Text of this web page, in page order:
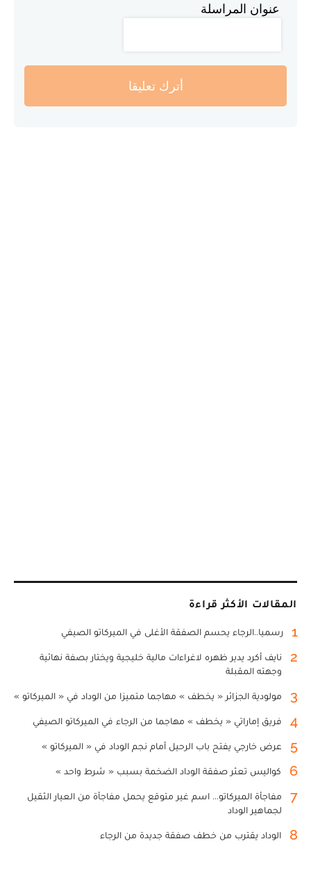
عنوان المراسلة
أترك تعليقا
المقالات الأكثر قراءة
1 رسميا..الرجاء يحسم الصفقة الأغلى في الميركاتو الصيفي
2
نايف أكرد يدير ظهره لاغراءات مالية خليجية ويختار بصفة نهائية
وجهته المقبلة
3 مولودية الجزائر « يخطف » مهاجما متميزا من الوداد في « الميركاتو »
4 فريق إماراتي « يخطف » مهاجما من الرجاء في الميركاتو الصيفي
5 عرض خارجي يفتح باب الرحيل أمام نجم الوداد في « الميركاتو »
6 كواليس تعثر صفقة الوداد الضخمة بسبب « شرط واحد »
7
مفاجأة الميركاتو... اسم غير متوقع يحمل مفاجأة من العيار الثقيل
لجماهير الوداد
8 الوداد يقترب من خطف صفقة جديدة من الرجاء